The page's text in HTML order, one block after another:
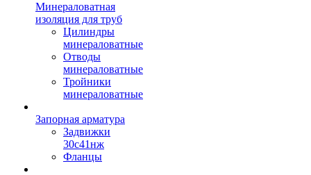
Минераловатная
изоляция для труб
Цилиндры
минераловатные
Отводы
минераловатные
Тройники
минераловатные
Запорная арматура
Задвижки
30с41нж
Фланцы